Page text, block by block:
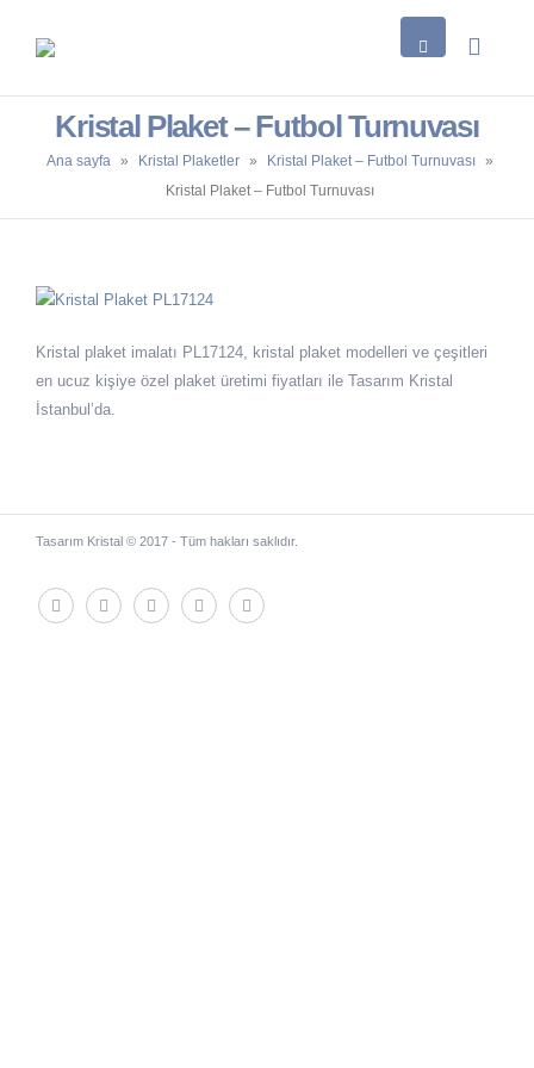
Kristal Plaket – Futbol Turnuvası
Ana sayfa » Kristal Plaketler » Kristal Plaket – Futbol Turnuvası »
Kristal Plaket – Futbol Turnuvası
Kristal plaket imalatı PL17124, kristal plaket modelleri ve çeşitleri
en ucuz kişiye özel plaket üretimi fiyatları ile Tasarım Kristal
İstanbul’da.
Tasarım Kristal © 2017 - Tüm hakları saklıdır.